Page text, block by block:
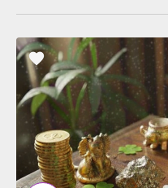
ADICIONAR
OS
FAVORITOS